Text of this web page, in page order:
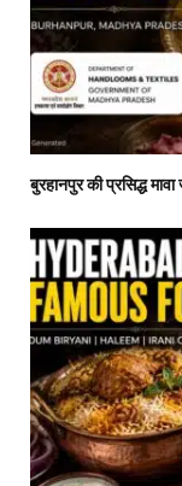
बुरहानपुर की प्रसिद्ध